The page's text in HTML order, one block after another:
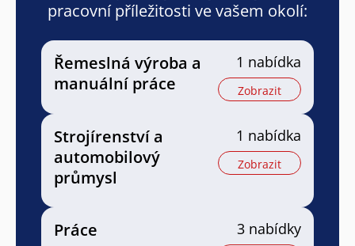
pracovní příležitosti ve vašem okolí:
Řemeslná výroba a
manuální práce
1 nabídka
Zobrazit
Strojírenství a
automobilový
průmysl
1 nabídka
Zobrazit
Práce 3 nabídky